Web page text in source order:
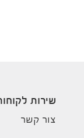
שירות
צור קשר